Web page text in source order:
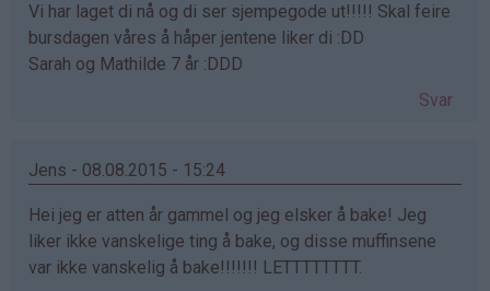
bekreftet)
Vi har laget di nå og di ser sjempegode ut!!!!! Skal feire
bursdagen våres å håper jentene liker di :DD
Sarah og Mathilde 7 år :DDD
Svar
Jens - 08.08.2015 - 15:24
Hei jeg er atten år gammel og jeg elsker å bake! Jeg
liker ikke vanskelige ting å bake, og disse muffinsene
var ikke vanskelig å bake!!!!!!! LETTTTTTTT.